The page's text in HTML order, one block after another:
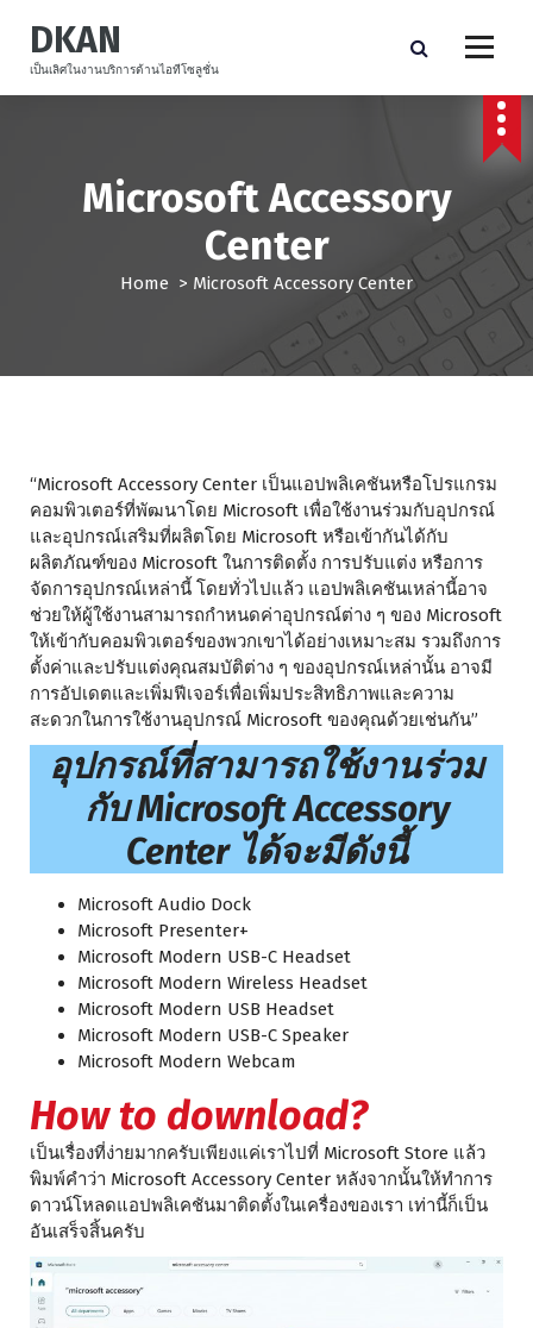
p
DKAN
เป็นเลิศในงานบริการด้านไอทีโซลูชั่น
Microsoft Accessory
Center
Home > Microsoft Accessory Center
“Microsoft Accessory Center เป็นแอปพลิเคชันหรือโปรแกรม
คอมพิวเตอร์ที่พัฒนาโดย Microsoft เพื่อใช้งานร่วมกับอุปกรณ์
และอุปกรณ์เสริมที่ผลิตโดย Microsoft หรือเข้ากันได้กับ
ผลิตภัณฑ์ของ Microsoft ในการติดตั้ง การปรับแต่ง หรือการ
จัดการอุปกรณ์เหล่านี้ โดยทั่วไปแล้ว แอปพลิเคชันเหล่านี้อาจ
ช่วยให้ผู้ใช้งานสามารถกำหนดค่าอุปกรณ์ต่าง ๆ ของ Microsoft
ให้เข้ากับคอมพิวเตอร์ของพวกเขาได้อย่างเหมาะสม รวมถึงการ
ตั้งค่าและปรับแต่งคุณสมบัติต่าง ๆ ของอุปกรณ์เหล่านั้น อาจมี
การอัปเดตและเพิ่มฟีเจอร์เพื่อเพิ่มประสิทธิภาพและความ
สะดวกในการใช้งานอุปกรณ์ Microsoft ของคุณด้วยเช่นกัน”
อุปกรณ์ที่สามารถใช้งานร่วม
กับ Microsoft Accessory
Center ได้จะมีดังนี้
Microsoft Audio Dock
Microsoft Presenter+
Microsoft Modern USB-C Headset
Microsoft Modern Wireless Headset
Microsoft Modern USB Headset
Microsoft Modern USB-C Speaker
Microsoft Modern Webcam
How to download?
เป็นเรื่องที่ง่ายมากครับเพียงแค่เราไปที่ Microsoft Store แล้ว
พิมพ์คำว่า Microsoft Accessory Center หลังจากนั้นให้ทำการ
ดาวน์โหลดแอปพลิเคชันมาติดตั้งในเครื่องของเรา เท่านี้ก็เป็น
อันเสร็จสิ้นครับ